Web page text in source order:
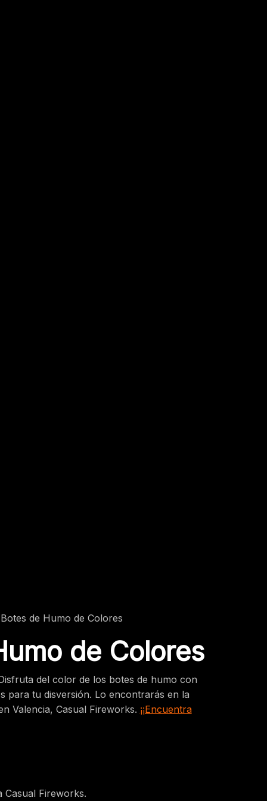
de Humo de Colores
de Colores
del color de los botes de humo con
para tu disversión. Lo encontrarás en la
Valencia, Casual Fireworks. ¡¡Encuentra
Casual Fireworks.